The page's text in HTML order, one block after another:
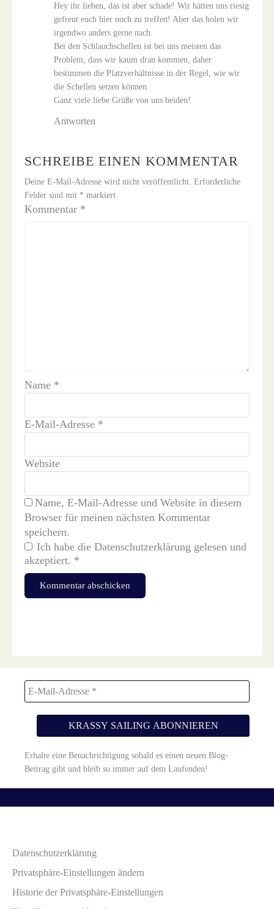
Hey ihr lieben, das ist aber schade! Wir hätten uns riesig
gefreut euch hier noch zu treffen! Aber das holen wir
irgendwo anders gerne nach.
Bei den Schlauchschellen ist bei uns meisten das
Problem, dass wir kaum dran kommen, daher
bestimmen die Platzverhältnisse in der Regel, wie wir
die Schellen setzen können.
Ganz viele liebe Grüße von uns beiden!
Antworten
SCHREIBE EINEN KOMMENTAR
Deine E-Mail-Adresse wird nicht veröffentlicht. Erforderliche
Felder sind mit * markiert
Kommentar *
Name *
E-Mail-Adresse *
Website
Name, E-Mail-Adresse und Website in diesem
Browser für meinen nächsten Kommentar
speichern.
Ich habe die Datenschutzerklärung gelesen und
akzeptiert. *
Erhalte eine Benachrichtigung sobald es einen neuen Blog-
Beitrag gibt und bleib so immer auf dem Laufenden!
Datenschutzerklärung
Privatsphäre-Einstellungen ändern
Historie der Privatsphäre-Einstellungen